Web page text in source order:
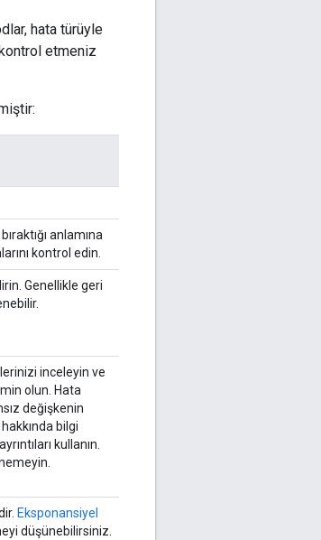
hata türüyle
etmeniz
anlamına
kontrol edin.
Genellikle geri
inceleyin ve
olun. Hata
değişkenin
bilgi
kullanın.
Eksponansiyel
düşünebilirsiniz.